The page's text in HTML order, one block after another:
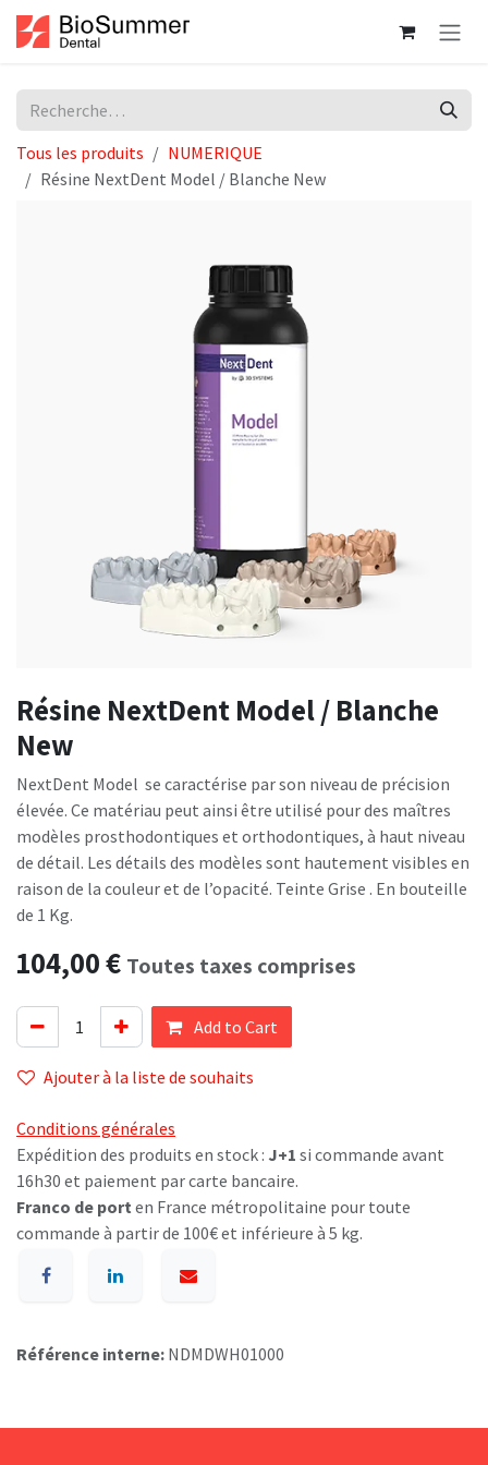
Se rendre au contenu
Tous les produits
NUMERIQUE
Résine NextDent Model / Blanche New
Résine NextDent Model / Blanche
New
NextDent Model se caractérise par son niveau de précision
élevée. Ce matériau peut ainsi être utilisé pour des maîtres
modèles prosthodontiques et orthodontiques, à haut niveau
de détail. Les détails des modèles sont hautement visibles en
raison de la couleur et de l’opacité. Teinte Grise . En bouteille
de 1 Kg.
104,00€ Toutes taxes comprises
Add to Cart
Ajouter à la liste de souhaits
Conditions générales
Expédition des produits en stock : J+1 si commande avant
16h30 et paiement par carte bancaire.
Franco de port en France métropolitaine pour toute
commande à partir de 100€ et inférieure à 5 kg.
Référence interne: NDMDWH01000